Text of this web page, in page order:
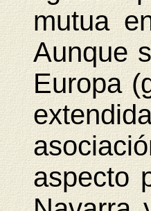
mutua
Aunque
Europa
aspecto